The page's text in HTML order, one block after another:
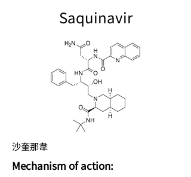
Saquinavir
沙奎那韋
Mechanism of action: